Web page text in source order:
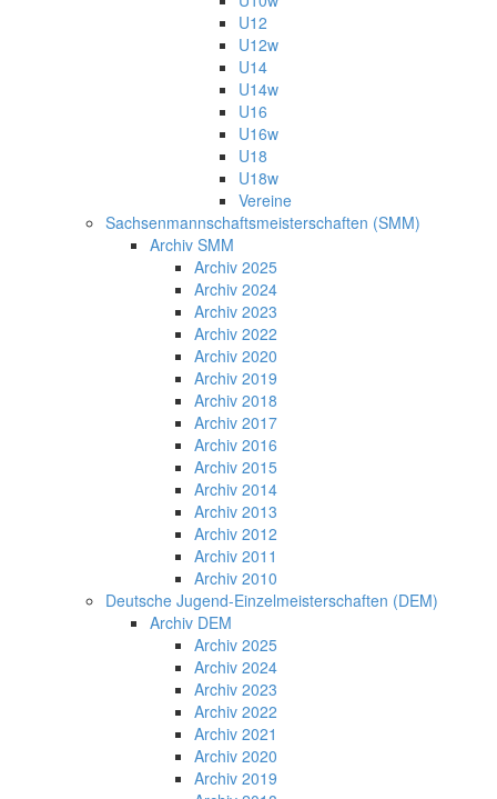
U12
U12w
U14
U14w
U16
U16w
U18
U18w
Vereine
Sachsenmannschaftsmeisterschaften (SMM)
Archiv SMM
Archiv 2025
Archiv 2024
Archiv 2023
Archiv 2022
Archiv 2020
Archiv 2019
Archiv 2018
Archiv 2017
Archiv 2016
Archiv 2015
Archiv 2014
Archiv 2013
Archiv 2012
Archiv 2011
Archiv 2010
Deutsche Jugend-Einzelmeisterschaften (DEM)
Archiv DEM
Archiv 2025
Archiv 2024
Archiv 2023
Archiv 2022
Archiv 2021
Archiv 2020
Archiv 2019